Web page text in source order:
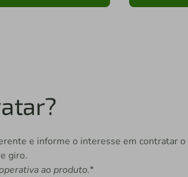
e informe o interesse em contratar o
giro.
ao produto.*